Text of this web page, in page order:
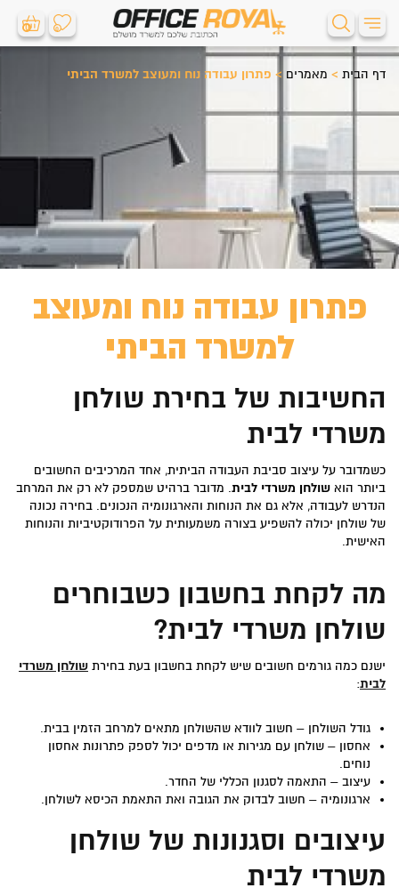
0 0
דף הבית > מאמרים > פתרון עבודה נוח ומעוצב למשרד הביתי
פתרון עבודה נוח ומעוצב
למשרד הביתי
החשיבות של בחירת שולחן
משרדי לבית
כשמדובר על עיצוב סביבת העבודה הביתית, אחד המרכיבים החשובים
ביותר הוא שולחן משרדי לבית. מדובר ברהיט שמספק לא רק את המרחב
הנדרש לעבודה, אלא גם את הנוחות והארגונומיה הנכונים. בחירה נכונה
של שולחן יכולה להשפיע בצורה משמעותית על הפרודוקטיביות והנוחות
האישית.
מה לקחת בחשבון כשבוחרים
שולחן משרדי לבית?
ישנם כמה גורמים חשובים שיש לקחת בחשבון בעת בחירת שולחן משרדי
לבית:
גודל השולחן – חשוב לוודא שהשולחן מתאים למרחב הזמין בבית.
אחסון – שולחן עם מגירות או מדפים יכול לספק פתרונות אחסון
נוחים.
עיצוב – התאמה לסגנון הכללי של החדר.
ארגונומיה – חשוב לבדוק את הגובה ואת התאמת הכיסא לשולחן.
עיצובים וסגנונות של שולחן
משרדי לבית